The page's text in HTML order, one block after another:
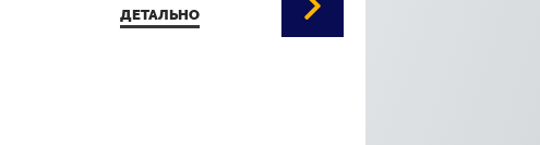
ДЕТАЛЬНО